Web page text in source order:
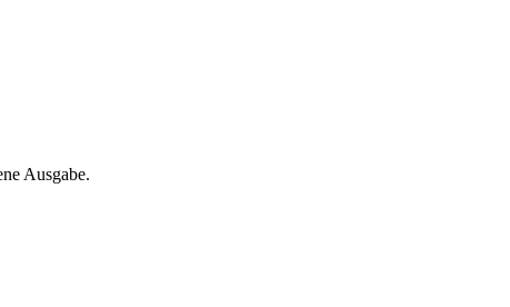
Ausgabe.